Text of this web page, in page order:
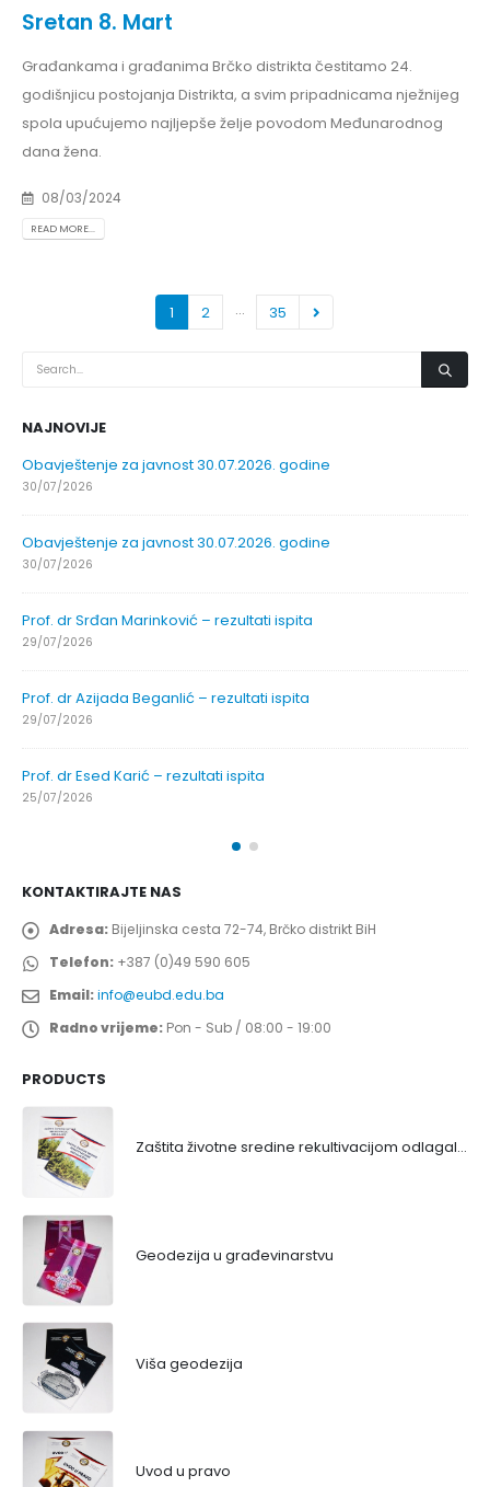
Sretan 8. Mart
Građankama i građanima Brčko distrikta čestitamo 24.
godišnjicu postojanja Distrikta, a svim pripadnicama nježnijeg
spola upućujemo najljepše želje povodom Međunarodnog
dana žena.
08/03/2024
READ MORE...
1 2 … 35
NAJNOVIJE
Obavještenje za javnost 30.07.2026. godine
30/07/2026
Obavještenje za javnost 30.07.2026. godine
30/07/2026
Prof. dr Srđan Marinković – rezultati ispita
29/07/2026
Prof. dr Azijada Beganlić – rezultati ispita
29/07/2026
Prof. dr Esed Karić – rezultati ispita
25/07/2026
KONTAKTIRAJTE NAS
Adresa: Bijeljinska cesta 72-74, Brčko distrikt BiH
Telefon: +387 (0)49 590 605
Email:info@eubd.edu.ba
Radno vrijeme: Pon - Sub / 08:00 - 19:00
PRODUCTS
Zaštita životne sredine rekultivacijom odlagališta
Geodezija u građevinarstvu
Viša geodezija
Uvod u pravo